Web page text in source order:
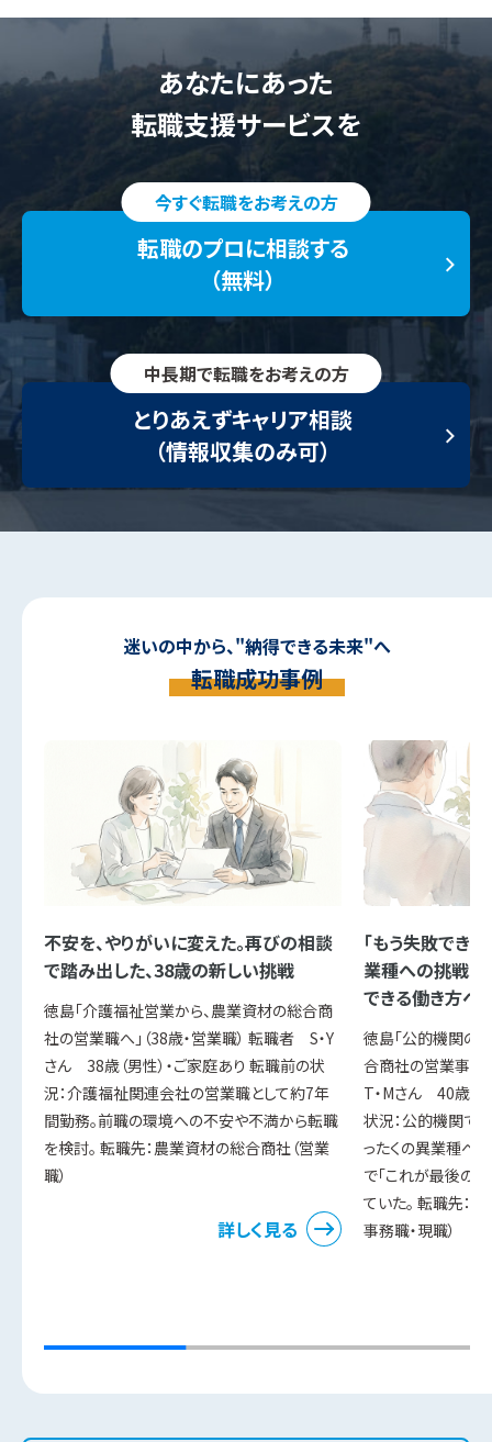
あなたにあった
転職支援サービスを
今すぐ転職をお考えの方
転職のプロに相談する
（無料）
中長期で転職をお考えの方
とりあえずキャリア相談
（情報収集のみ可）
迷いの中から、"納得できる未来"へ
転職成功事例
不安を、やりがいに変えた。再びの相談
で踏み出した、38歳の新しい挑戦
徳島「介護福祉営業から、農業資材の総合商
社の営業職へ」（38歳・営業職） 転職者 S・Y
さん 38歳（男性）・ご家庭あり 転職前の状
況：介護福祉関連会社の営業職として約7年
間勤務。前職の環境への不安や不満から転職
を検討。 転職先：農業資材の総合商社（営業
職）
詳しく見る
「もう失敗でき
業種への挑戦。
できる働き方へ
徳島「公的機関の
合商社の営業事務
T・Mさん 40歳（
状況：公的機関で
ったくの異業種へ
で「これが最後の
ていた。 転職先：
事務職・現職）